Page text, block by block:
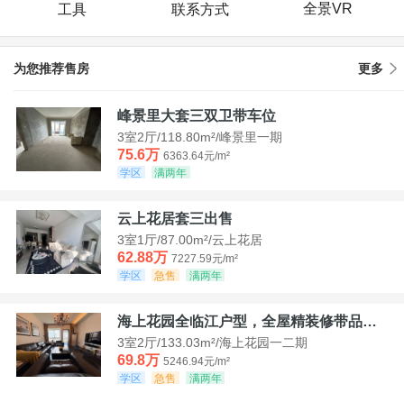
工具 联系方式 全景VR
为您推荐售房 更多
峰景里大套三双卫带车位
3室2厅/118.80m²/峰景里一期
75.6万 6363.64元/m²
学区
满两年
云上花居套三出售
3室1厅/87.00m²/云上花居
62.88万 7227.59元/m²
学区
急售 满两年
海上花园全临江户型，全屋精装修带品牌家具家电，诚意出售！
3室2厅/133.03m²/海上花园一二期
69.8万 5246.94元/m²
学区
急售 满两年